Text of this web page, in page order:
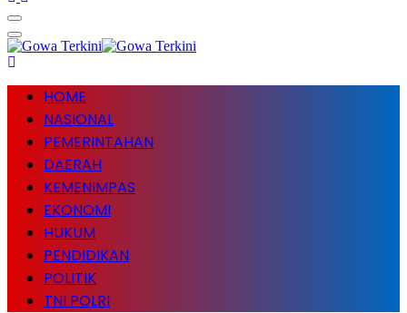
HOME
NASIONAL
PEMERINTAHAN
DAERAH
KEMENIMPAS
EKONOMI
HUKUM
PENDIDIKAN
POLITIK
TNI POLRI